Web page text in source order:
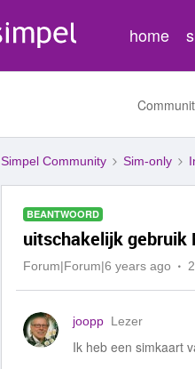
home
Simpel Community Sim-only
BEANTWOORD
uitschakelijk gebruik
Forum|Forum|6 years ago
joopp Lezer
Ik heb een simkaart